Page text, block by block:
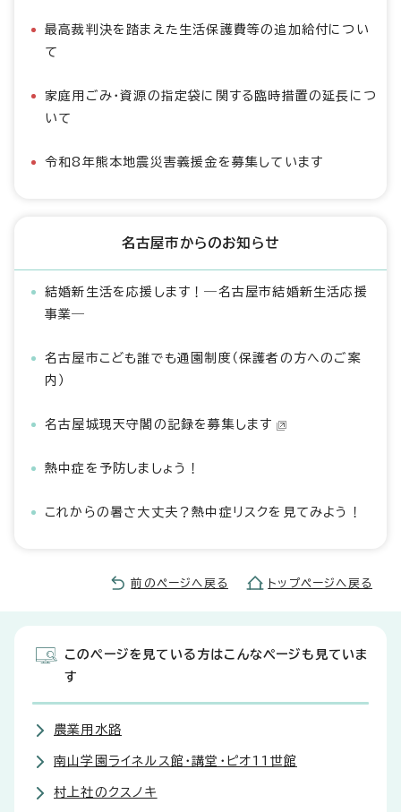
最高裁判決を踏まえた生活保護費等の追加給付につい
て
家庭用ごみ・資源の指定袋に関する臨時措置の延長につ
いて
令和8年熊本地震災害義援金を募集しています
名古屋市からのお知らせ
結婚新生活を応援します！―名古屋市結婚新生活応援
事業―
名古屋市こども誰でも通園制度（保護者の方へのご案
内）
名古屋城現天守閣の記録を募集します
熱中症を予防しましょう！
これからの暑さ大丈夫？熱中症リスクを見てみよう！
前のページへ戻る トップページへ戻る
このページを見ている方はこんなページも見ていま
す
農業用水路
南山学園ライネルス館・講堂・ピオ11世館
村上社のクスノキ